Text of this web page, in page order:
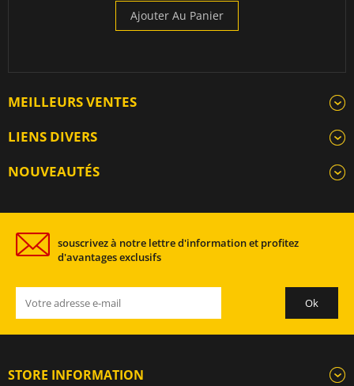
Ajouter Au Panier
MEILLEURS VENTES
LIENS DIVERS
NOUVEAUTÉS
souscrivez à notre lettre d'information et profitez
d'avantages exclusifs
STORE INFORMATION